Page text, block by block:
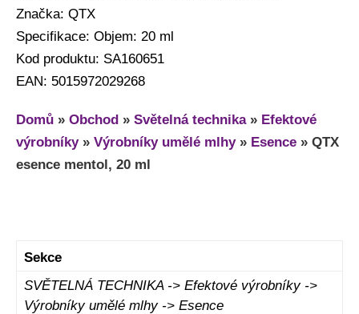
Značka: QTX
Specifikace: Objem: 20 ml
Kod produktu: SA160651
EAN: 5015972029268
Domů » Obchod » Světelná technika» Efektové
výrobníky» Výrobníky umělé mlhy» Esence » QTX
esence mentol, 20 ml
Sekce
SVĚTELNÁ TECHNIKA -> Efektové výrobníky ->
Výrobníky umělé mlhy -> Esence